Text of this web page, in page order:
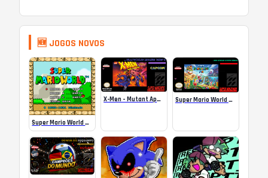
🆕 JOGOS NOVOS
Super Mario World SA-1 Online
X-Men – Mutant Apocalypse Rebalanced Online Super Mario World Mix Online